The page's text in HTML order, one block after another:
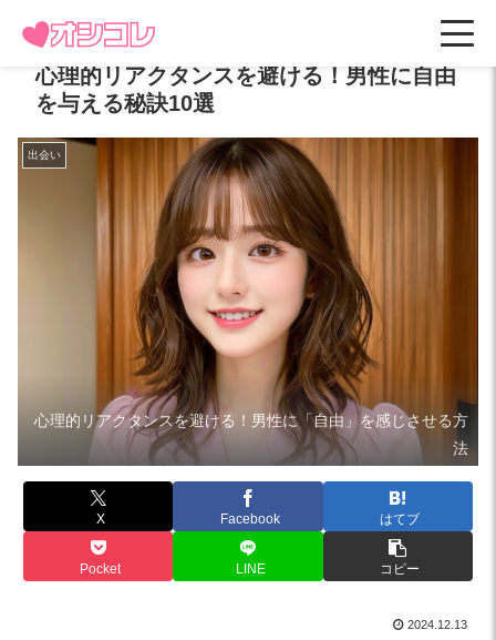
心理的リアクタンスを避ける！男性に自由
を与える秘訣10選
出会い
心理的リアクタンスを避ける！男性に「自由」を感じさせる方
法
X Facebook はてブ
Pocket LINE コピー
2024.12.13